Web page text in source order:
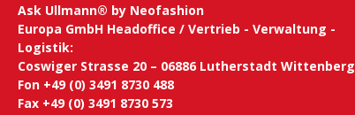
Ask Ullmann® by Neofashion
Europa GmbH Headoffice / Vertrieb - Verwaltung -
Logistik:
Coswiger Strasse 20 – 06886 Lutherstadt Wittenberg
Fon +49 (0) 3491 8730 488
Fax +49 (0) 3491 8730 573